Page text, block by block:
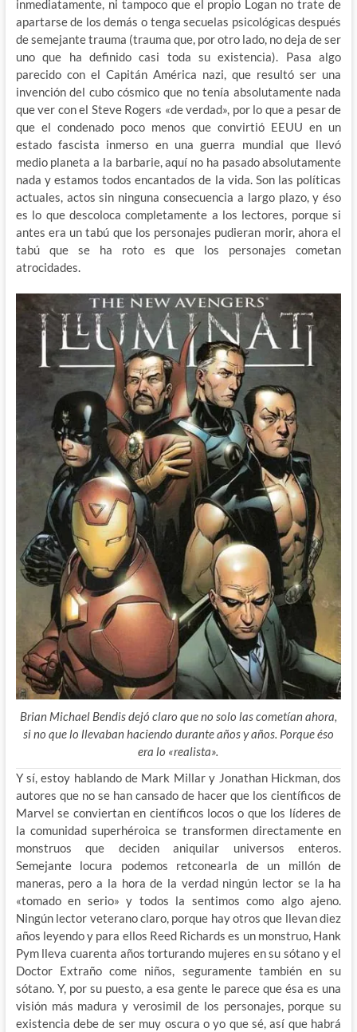
inmediatamente, ni tampoco que el propio Logan no trate de
apartarse de los demás o tenga secuelas psicológicas después
de semejante trauma (trauma que, por otro lado, no deja de ser
uno que ha definido casi toda su existencia). Pasa algo
parecido con el Capitán América nazi, que resultó ser una
invención del cubo cósmico que no tenía absolutamente nada
que ver con el Steve Rogers «de verdad», por lo que a pesar de
que el condenado poco menos que convirtió EEUU en un
estado fascista inmerso en una guerra mundial que llevó
medio planeta a la barbarie, aquí no ha pasado absolutamente
nada y estamos todos encantados de la vida. Son las políticas
actuales, actos sin ninguna consecuencia a largo plazo, y éso
es lo que descoloca completamente a los lectores, porque si
antes era un tabú que los personajes pudieran morir, ahora el
tabú que se ha roto es que los personajes cometan
atrocidades.
Brian Michael Bendis dejó claro que no solo las cometían ahora,
si no que lo llevaban haciendo durante años y años. Porque éso
era lo «realista».
Y sí, estoy hablando de Mark Millar y Jonathan Hickman, dos
autores que no se han cansado de hacer que los científicos de
Marvel se conviertan en científicos locos o que los líderes de
la comunidad superhéroica se transformen directamente en
monstruos que deciden aniquilar universos enteros.
Semejante locura podemos retconearla de un millón de
maneras, pero a la hora de la verdad ningún lector se la ha
«tomado en serio» y todos la sentimos como algo ajeno.
Ningún lector veterano claro, porque hay otros que llevan diez
años leyendo y para ellos Reed Richards es un monstruo, Hank
Pym lleva cuarenta años torturando mujeres en su sótano y el
Doctor Extraño come niños, seguramente también en su
sótano. Y, por su puesto, a esa gente le parece que ésa es una
visión más madura y verosimil de los personajes, porque su
existencia debe de ser muy oscura o yo que sé, así que habrá